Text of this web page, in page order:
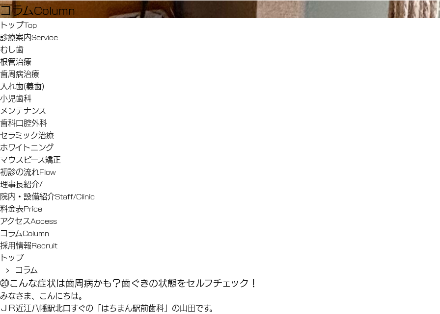
コラムColumn
トップTop
診療案内Service
むし歯
根管治療
歯周病治療
入れ歯(義歯)
小児歯科
メンテナンス
歯科口腔外科
セラミック治療
ホワイトニング
マウスピース矯正
初診の流れFlow
理事長紹介/
院内・設備紹介Staff/Clinic
料金表Price
アクセスAccess
コラムColumn
採用情報Recruit
トップ
› コラム
⑳こんな症状は歯周病かも？歯ぐきの状態をセルフチェック！
みなさま、こんにちは。
ＪＲ近江八幡駅北口すぐの「はちまん駅前歯科」の山田です。